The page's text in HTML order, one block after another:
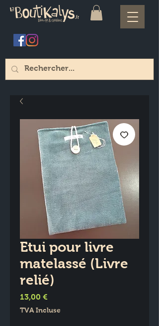
Etui pour livre
matelassé (Livre
relié)
13,00 €
TVA Incluse